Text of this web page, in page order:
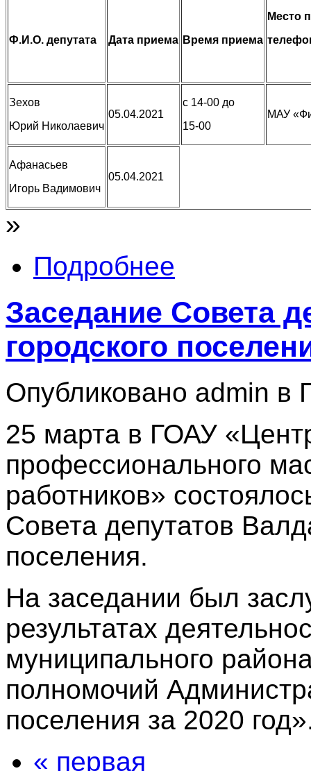
Ф.И.О. депутата Дата приема Время приема
Место
Зехов
Юрий Николаевич
05.04.2021
с 14-00 до
15-00
МАУ
Афанасьев
Игорь Вадимович
05.04.2021
»
Подробнее
Заседание Совета
городского
Опубликовано admin в
25 марта в ГОАУ
профессионального
работников»
Совета депутатов
поселения.
На заседании был
результатах
муниципального
полномочий
поселения за 2020
« первая